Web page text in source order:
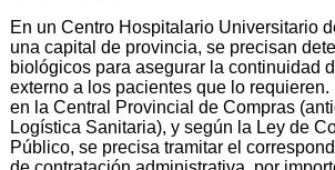
En un Centro Hospitalario Universitario
una capital de provincia, se precisan
biológicos para asegurar la continuidad
externo a los pacientes que lo requieren.
en la Central Provincial de Compras
Logística Sanitaria), y según la Ley de
Público, se precisa tramitar el